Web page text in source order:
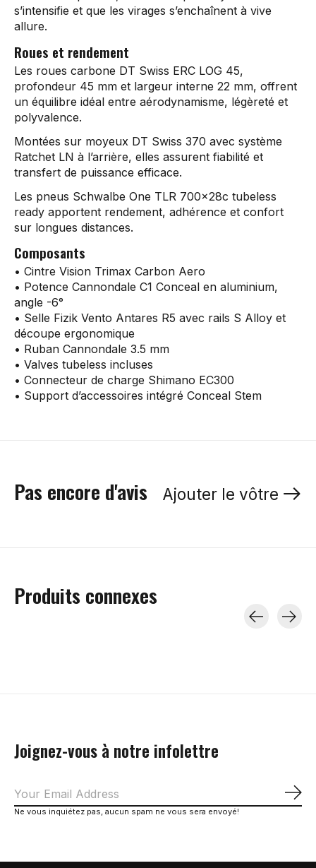
s’intensifie et que les virages s’enchaînent à vive
allure.
Roues et rendement
Les roues carbone DT Swiss ERC LOG 45,
profondeur 45 mm et largeur interne 22 mm, offrent
un équilibre idéal entre aérodynamisme, légèreté et
polyvalence.
Montées sur moyeux DT Swiss 370 avec système
Ratchet LN à l’arrière, elles assurent fiabilité et
transfert de puissance efficace.
Les pneus Schwalbe One TLR 700x28c tubeless
ready apportent rendement, adhérence et confort
sur longues distances.
Composants
• Cintre Vision Trimax Carbon Aero
• Potence Cannondale C1 Conceal en aluminium,
angle -6°
• Selle Fizik Vento Antares R5 avec rails S Alloy et
découpe ergonomique
• Ruban Cannondale 3.5 mm
• Valves tubeless incluses
• Connecteur de charge Shimano EC300
• Support d’accessoires intégré Conceal Stem
Pas encore d'avis Ajouter le vôtre
Produits connexes
Joignez-vous à notre infolettre
Ne vous inquiétez pas, aucun spam ne vous sera envoyé!